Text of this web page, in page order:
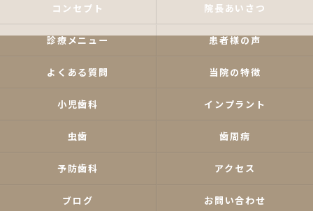
コンセプト 院長あいさつ
診療メニュー 患者様の声
よくある質問 当院の特徴
小児歯科 インプラント
虫歯 歯周病
予防歯科 アクセス
ブログ お問い合わせ